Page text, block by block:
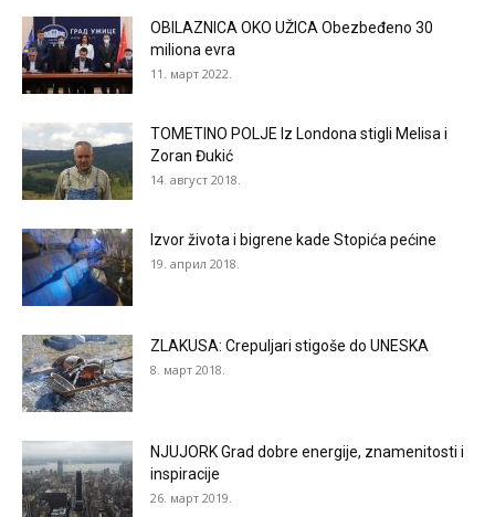
OBILAZNICA OKO UŽICA Obezbeđeno 30
miliona evra
11. март 2022.
TOMETINO POLJE Iz Londona stigli Melisa i
Zoran Đukić
14. август 2018.
Izvor života i bigrene kade Stopića pećine
19. април 2018.
ZLAKUSA: Crepuljari stigoše do UNESKA
8. март 2018.
NJUJORK Grad dobre energije, znamenitosti i
inspiracije
26. март 2019.